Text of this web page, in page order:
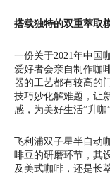
搭载独特的双重萃取
一份关于2021年中国
爱好者会亲自制作咖
器的工艺都有较高的
技巧妙化解难题，让
感，为美好生活”升咖”
飞利浦双子星半自动
啡豆的研磨环节，其
及美式咖啡，还是长